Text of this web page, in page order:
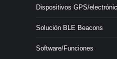
Dispositivos GPS/
Solución BLE Beacons
Software/Funciones